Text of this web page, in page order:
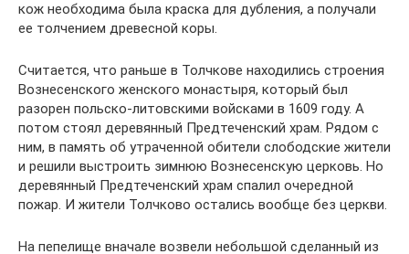
кож необходима была краска для дубления, а получали
ее толчением древесной коры.
Считается, что раньше в Толчкове находились строения
Вознесенского женского монастыря, который был
разорен польско-литовскими войсками в 1609 году. А
потом стоял деревянный Предтеченский храм. Рядом с
ним, в память об утраченной обители слободские жители
и решили выстроить зимнюю Вознесенскую церковь. Но
деревянный Предтеченский храм спалил очередной
пожар. И жители Толчково остались вообще без церкви.
На пепелище вначале возвели небольшой сделанный из